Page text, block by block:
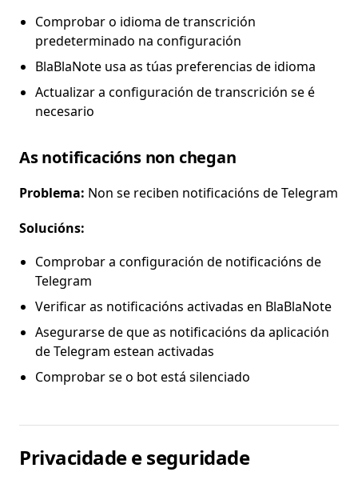
Comprobar o idioma de transcrición
predeterminado na configuración
BlaBlaNote usa as túas preferencias de idioma
Actualizar a configuración de transcrición se é
necesario
As notificacións non chegan
Problema: Non se reciben notificacións de Telegram
Solucións:
Comprobar a configuración de notificacións de
Telegram
Verificar as notificacións activadas en BlaBlaNote
Asegurarse de que as notificacións da aplicación
de Telegram estean activadas
Comprobar se o bot está silenciado
Privacidade e seguridade